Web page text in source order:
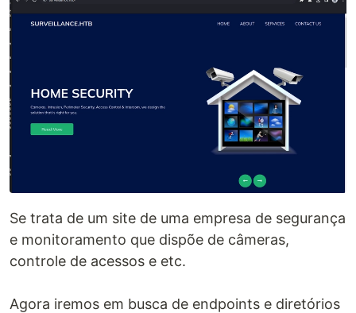
Se trata de um site de uma empresa de segurança
e monitoramento que dispõe de câmeras,
controle de acessos e etc.
Agora iremos em busca de endpoints e diretórios